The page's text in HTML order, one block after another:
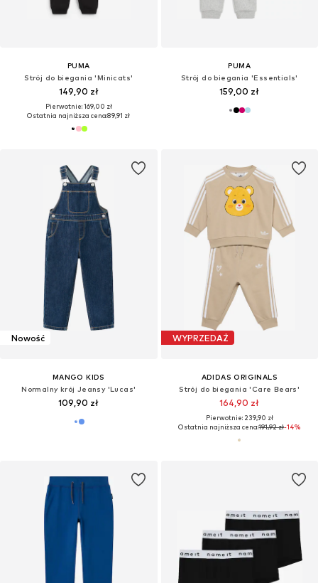
PUMA
Strój do biegania 'Minicats'
149,90 zł
Pierwotnie: 169,00 zł
Ostatnia najniższa cena:89,91 zł
PUMA
Strój do biegania 'Essentials'
159,00 zł
Nowość
MANGO KIDS
Normalny krój Jeansy 'Lucas'
109,90 zł
WYPRZEDAŻ
ADIDAS ORIGINALS
Strój do biegania 'Care Bears'
164,90 zł
Pierwotnie: 239,90 zł
Ostatnia najniższa cena:191,92 zł-14%